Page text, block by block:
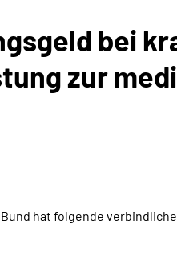
bei
zur
hat folgende